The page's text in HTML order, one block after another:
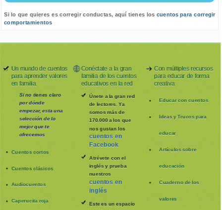
Si lo que quieres es corregir conductas, aquí tienes los cuentos para corregir
comportamientos
Un mundo de cuentos
para aprender valores
en familia.
Si no tienes claro
por dónde
empezar, esta una
selección de lo
mejor que te
ofrecemos
Cuentos cortos
Cuentos clásicos
Audiocuentos
Caperucita roja
Conéctate a la gran
familia de los cuentos
educativos en la red
Únete a la gran red
de lectores. Ya
somos más de
170.000 a los que
nos gustan los
cuentos en
Facebook
Atrévete con el
inglés y prueba
nuestros
cuentos en
inglés
Este es un espacio
Con múltiples recursos
para educar de forma
creativa
Educar con cuentos
Ideas y Trucos para
educar
Artículos sobre
educación
Cuaderno de los
valores